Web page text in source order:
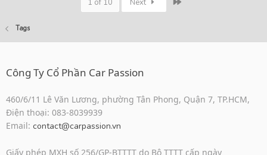
1 of 10 Next
Tags
Công Ty Cổ Phần Car Passion
460/6/11 Lê Văn Lương, phường Tân Phong, Quận 7, TP.HCM,
Điện thoại: 083-8039939
Email: contact@carpassion.vn
Giấy phép MXH số 256/GP-BTTTT do Bộ TTTT cấp ngày